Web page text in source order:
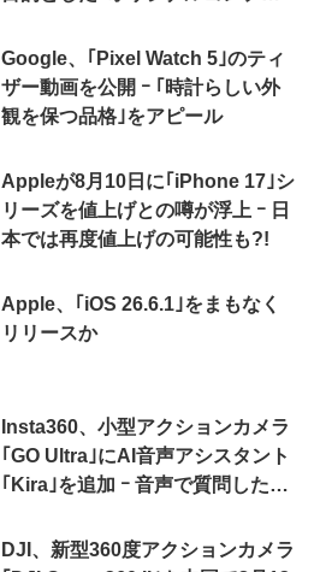
来の｢収益分配｣は廃止
Google、｢Pixel Watch 5｣のティ
ザー動画を公開 ｰ ｢時計らしい外
観を保つ品格｣をアピール
Appleが8月10日に｢iPhone 17｣シ
リーズを値上げとの噂が浮上 ｰ 日
本では再度値上げの可能性も?!
Apple、｢iOS 26.6.1｣をまもなく
リリースか
Insta360、小型アクションカメラ
｢GO Ultra｣にAI音声アシスタント
｢Kira｣を追加 ｰ 音声で質問した
可能に
DJI、新型360度アクションカメラ